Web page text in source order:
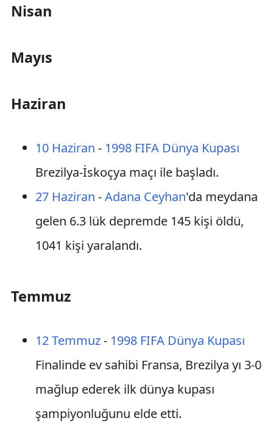
Nisan
Mayıs
Haziran
10 Haziran - 1998 FIFA Dünya Kupası
Brezilya-İskoçya maçı ile başladı.
27 Haziran -Adana Ceyhan'da meydana
gelen 6.3 lük depremde 145 kişi öldü,
1041 kişi yaralandı.
Temmuz
12 Temmuz- 1998 FIFA Dünya Kupası
Finalinde ev sahibi Fransa, Brezilya yı 3-0
mağlup ederek ilk dünya kupası
şampiyonluğunu elde etti.